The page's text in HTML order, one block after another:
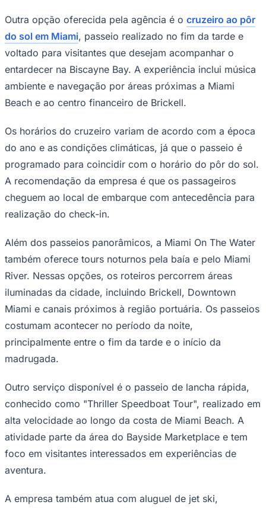
Corinthians
Palmeiras
Outra opção oferecida pela agência é o cruzeiro ao pôr
do sol em Miami, passeio realizado no fim da tarde e
voltado para visitantes que desejam acompanhar o
entardecer na Biscayne Bay. A experiência inclui música
ambiente e navegação por áreas próximas a Miami
Beach e ao centro financeiro de Brickell.
Os horários do cruzeiro variam de acordo com a época
do ano e as condições climáticas, já que o passeio é
programado para coincidir com o horário do pôr do sol.
A recomendação da empresa é que os passageiros
cheguem ao local de embarque com antecedência para
realização do check-in.
Além dos passeios panorâmicos, a Miami On The Water
também oferece tours noturnos pela baía e pelo Miami
River. Nessas opções, os roteiros percorrem áreas
iluminadas da cidade, incluindo Brickell, Downtown
Miami e canais próximos à região portuária. Os passeios
costumam acontecer no período da noite,
principalmente entre o fim da tarde e o início da
madrugada.
Outro serviço disponível é o passeio de lancha rápida,
conhecido como "Thriller Speedboat Tour", realizado em
alta velocidade ao longo da costa de Miami Beach. A
atividade parte da área do Bayside Marketplace e tem
foco em visitantes interessados em experiências de
aventura.
A empresa também atua com aluguel de jet ski,